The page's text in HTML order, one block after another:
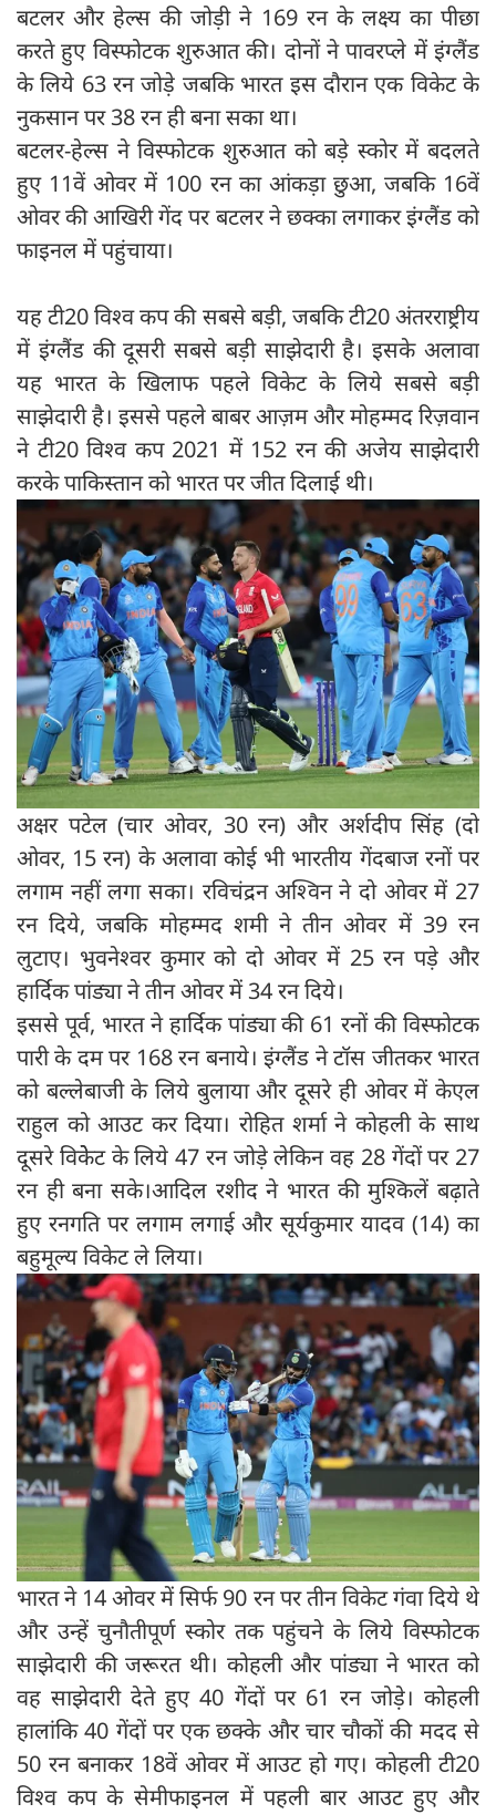
बटलर और हेल्स की जोड़ी ने 169 रन के लक्ष्य का पीछा
करते हुए विस्फोटक शुरुआत की। दोनों ने पावरप्ले में इंग्लैंड
के लिये 63 रन जोड़े जबकि भारत इस दौरान एक विकेट के
नुकसान पर 38 रन ही बना सका था।
बटलर-हेल्स ने विस्फोटक शुरुआत को बड़े स्कोर में बदलते
हुए 11वें ओवर में 100 रन का आंकड़ा छुआ, जबकि 16वें
ओवर की आखिरी गेंद पर बटलर ने छक्का लगाकर इंग्लैंड को
फाइनल में पहुंचाया।
यह टी20 विश्व कप की सबसे बड़ी, जबकि टी20 अंतरराष्ट्रीय
में इंग्लैंड की दूसरी सबसे बड़ी साझेदारी है। इसके अलावा
यह भारत के खिलाफ पहले विकेट के लिये सबसे बड़ी
साझेदारी है। इससे पहले बाबर आज़म और मोहम्मद रिज़वान
ने टी20 विश्व कप 2021 में 152 रन की अजेय साझेदारी
करके पाकिस्तान को भारत पर जीत दिलाई थी।
अक्षर पटेल (चार ओवर, 30 रन) और अर्शदीप सिंह (दो
ओवर, 15 रन) के अलावा कोई भी भारतीय गेंदबाज रनों पर
लगाम नहीं लगा सका। रविचंद्रन अश्विन ने दो ओवर में 27
रन दिये, जबकि मोहम्मद शमी ने तीन ओवर में 39 रन
लुटाए। भुवनेश्वर कुमार को दो ओवर में 25 रन पड़े और
हार्दिक पांड्या ने तीन ओवर में 34 रन दिये।
इससे पूर्व, भारत ने हार्दिक पांड्या की 61 रनों की विस्फोटक
पारी के दम पर 168 रन बनाये। इंग्लैंड ने टॉस जीतकर भारत
को बल्लेबाजी के लिये बुलाया और दूसरे ही ओवर में केएल
राहुल को आउट कर दिया। रोहित शर्मा ने कोहली के साथ
दूसरे विकेेट के लिये 47 रन जोड़े लेकिन वह 28 गेंदों पर 27
रन ही बना सके।आदिल रशीद ने भारत की मुश्किलें बढ़ाते
हुए रनगति पर लगाम लगाई और सूर्यकुमार यादव (14) का
बहुमूल्य विकेट ले लिया।
भारत ने 14 ओवर में सिर्फ 90 रन पर तीन विकेट गंवा दिये थे
और उन्हें चुनौतीपूर्ण स्कोर तक पहुंचने के लिये विस्फोटक
साझेदारी की जरूरत थी। कोहली और पांड्या ने भारत को
वह साझेदारी देते हुए 40 गेंदों पर 61 रन जोड़े। कोहली
हालांकि 40 गेंदों पर एक छक्के और चार चौकों की मदद से
50 रन बनाकर 18वें ओवर में आउट हो गए। कोहली टी20
विश्व कप के सेमीफाइनल में पहली बार आउट हुए और